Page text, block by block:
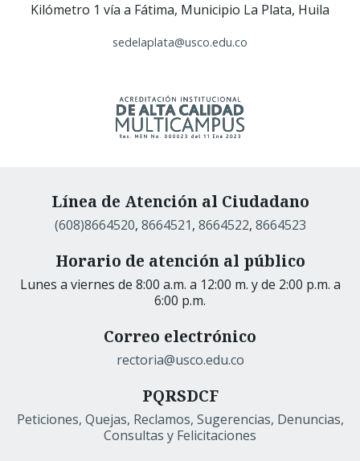
Kilómetro 1 vía a Fátima, Municipio La Plata, Huila
sedelaplata@usco.edu.co
Línea de Atención al Ciudadano
(608)8664520, 8664521, 8664522, 8664523
Horario de atención al público
Lunes a viernes de 8:00 a.m. a 12:00 m. y de 2:00 p.m. a
6:00 p.m.
Correo electrónico
rectoria@usco.edu.co
PQRSDCF
Peticiones, Quejas, Reclamos, Sugerencias, Denuncias,
Consultas y Felicitaciones